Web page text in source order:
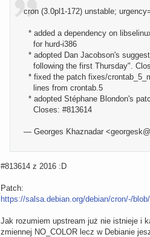
cron (3.0pl1-172) unstable;
* added a dependency on
for hurd-i386
* adopted Dan Jacobson's
following the first Thursday".
* fixed the patch fixes/
lines from crontab.5
* adopted Stéphane Blondon's
Closes: #813614
— Georges Khaznadar
#813614 z 2016 :D
Patch:
https://salsa.debian.org/debian/cron/-/
Jak rozumiem upstream już nie istnieje i
zmiennej NO_COLOR lecz w Debianie